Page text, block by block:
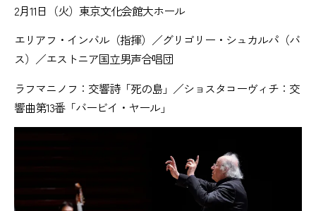
2月11日（火）東京文化会館大ホール
エリアフ・インバル（指揮）／グリゴリー・シュカルパ（バ
ス）／エストニア国立男声合唱団
ラフマニノフ：交響詩「死の島」／ショスタコーヴィチ：交
響曲第13番「バービイ・ヤール」